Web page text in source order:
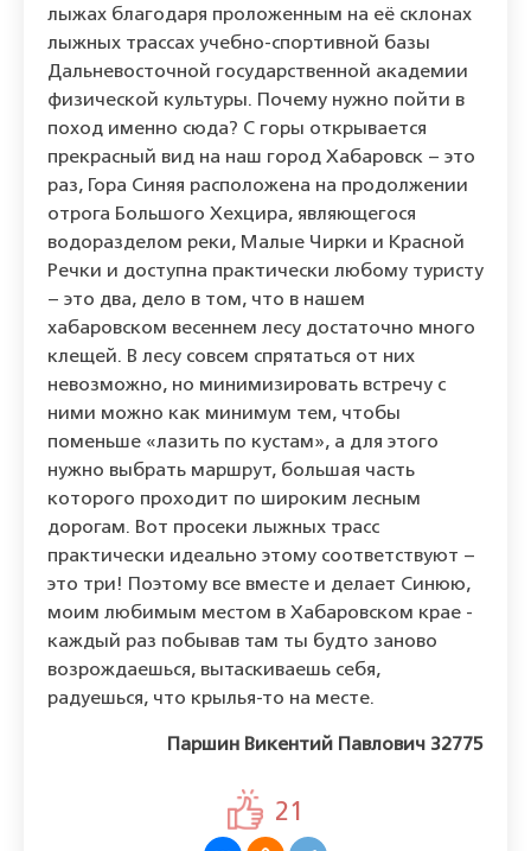
лыжах благодаря проложенным на её склонах
лыжных трассах учебно-спортивной базы
Дальневосточной государственной академии
физической культуры. Почему нужно пойти в
поход именно сюда? С горы открывается
прекрасный вид на наш город Хабаровск – это
раз, Гора Синяя расположена на продолжении
отрога Большого Хехцира, являющегося
водоразделом реки, Малые Чирки и Красной
Речки и доступна практически любому туристу
– это два, дело в том, что в нашем
хабаровском весеннем лесу достаточно много
клещей. В лесу совсем спрятаться от них
невозможно, но минимизировать встречу с
ними можно как минимум тем, чтобы
поменьше «лазить по кустам», а для этого
нужно выбрать маршрут, большая часть
которого проходит по широким лесным
дорогам. Вот просеки лыжных трасс
практически идеально этому соответствуют –
это три! Поэтому все вместе и делает Синюю,
моим любимым местом в Хабаровском крае -
каждый раз побывав там ты будто заново
возрождаешься, вытаскиваешь себя,
радуешься, что крылья-то на месте.
Паршин Викентий Павлович 32775
21